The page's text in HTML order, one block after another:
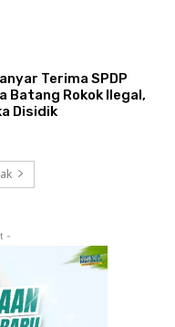
Terima SPDP
Batang Rokok Ilegal,
Disidik
-